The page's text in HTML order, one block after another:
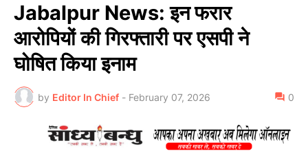
Jabalpur News: इन फरार
आरोपियों की गिरफ्तारी पर एसपी ने
घोषित किया इनाम
by Editor In Chief - February 07, 2026 0